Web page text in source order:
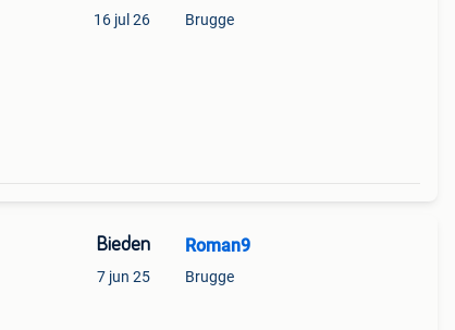
16 jul 26 Brugge
Bieden
7 jun 25
Roman9
Brugge